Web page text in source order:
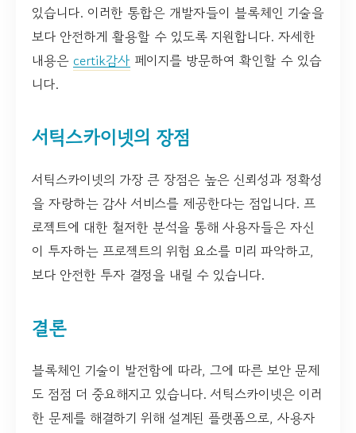
있습니다. 이러한 통합은 개발자들이 블록체인 기술을
보다 안전하게 활용할 수 있도록 지원합니다. 자세한
내용은 certik감사 페이지를 방문하여 확인할 수 있습
니다.
서틱스카이넷의 장점
서틱스카이넷의 가장 큰 장점은 높은 신뢰성과 정확성
을 자랑하는 감사 서비스를 제공한다는 점입니다. 프
로젝트에 대한 철저한 분석을 통해 사용자들은 자신
이 투자하는 프로젝트의 위험 요소를 미리 파악하고,
보다 안전한 투자 결정을 내릴 수 있습니다.
결론
블록체인 기술이 발전함에 따라, 그에 따른 보안 문제
도 점점 더 중요해지고 있습니다. 서틱스카이넷은 이러
한 문제를 해결하기 위해 설계된 플랫폼으로, 사용자